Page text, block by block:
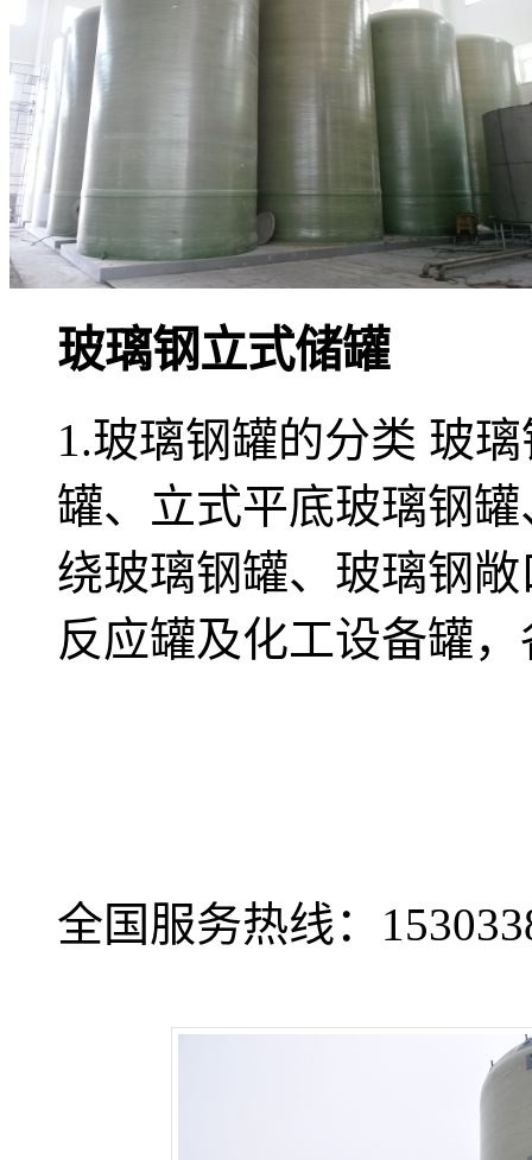
玻璃钢立式储罐
1.玻璃钢罐的分类 玻
罐、立式平底玻璃钢
绕玻璃钢罐、玻璃钢
反应罐及化工设备罐
全国服务热线：